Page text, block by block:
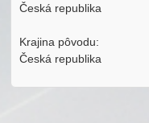
Česká republika
Krajina pôvodu:
Česká republika